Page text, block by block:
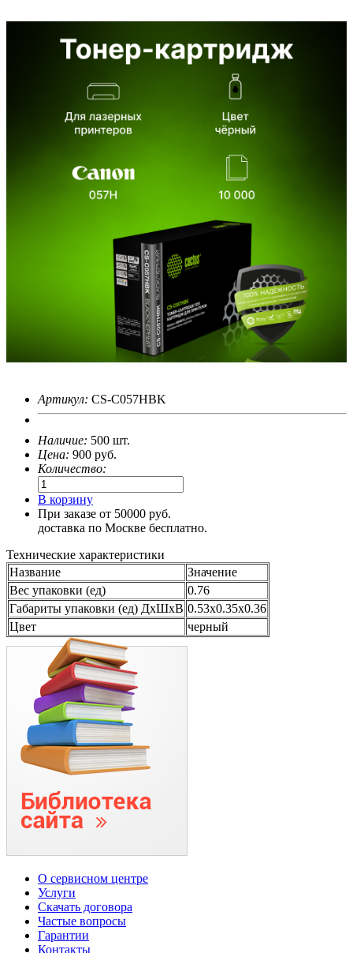
Артикул: CS-C057HBK
Наличие: 500 шт.
Цена: 900 руб.
Количество:
В корзину
При заказе от 50000 руб.
доставка по Москве бесплатно.
Технические характеристики
Название
Значение
Вес упаковки (ед)
0.76
Габариты упаковки (ед) ДхШхВ 0.53x0.35x0.36
Цвет
черный
О сервисном центре
Услуги
Скачать договора
Частые вопросы
Гарантии
Контакты